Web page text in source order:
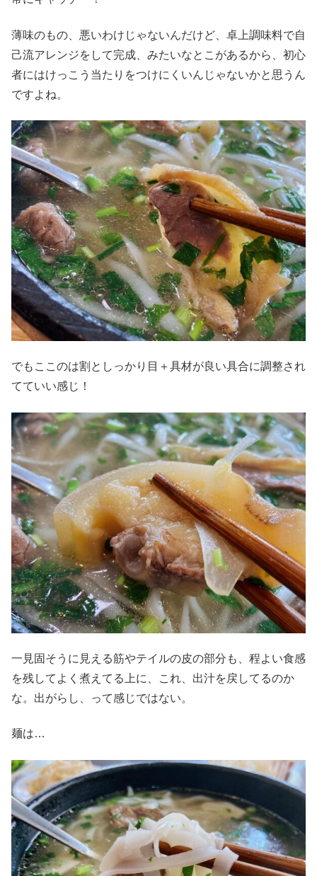
薄味のもの、悪いわけじゃないんだけど、卓上調味料で自
己流アレンジをして完成、みたいなとこがあるから、初心
者にはけっこう当たりをつけにくいんじゃないかと思うん
ですよね。
でもここのは割としっかり目＋具材が良い具合に調整され
てていい感じ！
一見固そうに見える筋やテイルの皮の部分も、程よい食感
を残してよく煮えてる上に、これ、出汁を戻してるのか
な。出がらし、って感じではない。
麺は…